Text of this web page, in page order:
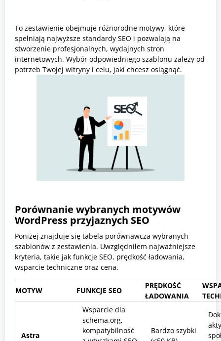
To zestawienie obejmuje różnorodne motywy, które
spełniają najwyższe standardy SEO i pozwalają na
stworzenie profesjonalnych, wydajnych stron
internetowych. Wybór odpowiedniego szablonu zależy od
potrzeb Twojej witryny i celu, jaki chcesz osiągnąć.
Porównanie wybranych motywów
WordPress przyjaznych SEO
Poniżej znajduje się tabela porównawcza wybranych
szablonów z zestawienia. Uwzględniłem najważniejsze
kryteria, takie jak funkcje SEO, prędkość ładowania,
wsparcie techniczne oraz cena.
MOTYW FUNKCJE SEO
PRĘDKOŚĆ
ŁADOWANIA
Astra
Wsparcie dla
schema.org,
kompatybilność
Bardzo szybki